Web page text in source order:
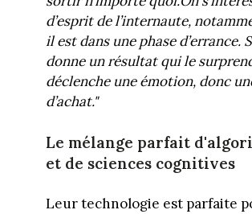
d’esprit de l’internaute,
il est dans une phase d’errance.
donne un résultat qui le
déclenche une émotion, donc
d’achat."
Le mélange parfait
et de sciences cognitives
Leur technologie est parfaite